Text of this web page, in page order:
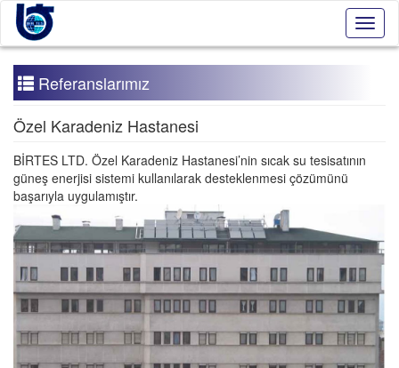
Referanslarımız
Özel Karadeniz Hastanesi
BİRTES LTD. Özel Karadeniz Hastanesi’nin sıcak su tesisatının
güneş enerjisi sistemi kullanılarak desteklenmesi çözümünü
başarıyla uygulamıştır.